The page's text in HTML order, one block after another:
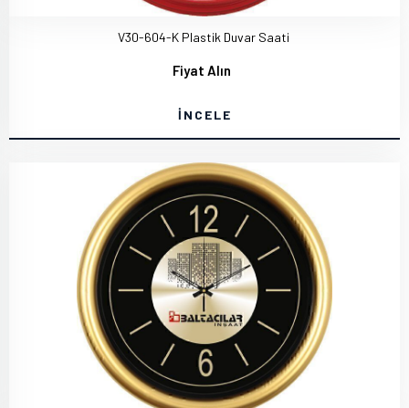
V30-604-K Plastik Duvar Saati
Fiyat Alın
İNCELE